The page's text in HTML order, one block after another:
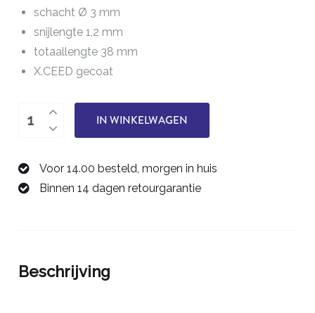
schacht Ø 3 mm
snijlengte 1,2 mm
totaallengte 38 mm
X.CEED gecoat
tweesnijder
0078012S
aantal
IN WINKELWAGEN
Voor 14.00 besteld, morgen in huis
Binnen 14 dagen retourgarantie
Beschrijving